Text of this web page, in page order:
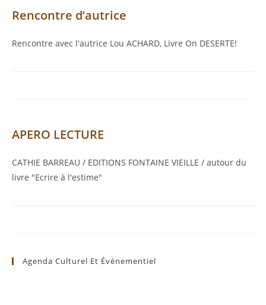
Rencontre d’autrice
Rencontre avec l'autrice Lou ACHARD, Livre On DESERTE!
APERO LECTURE
CATHIE BARREAU / EDITIONS FONTAINE VIEILLE / autour du
livre "Ecrire à l'estime"
Agenda Culturel Et Évènementiel